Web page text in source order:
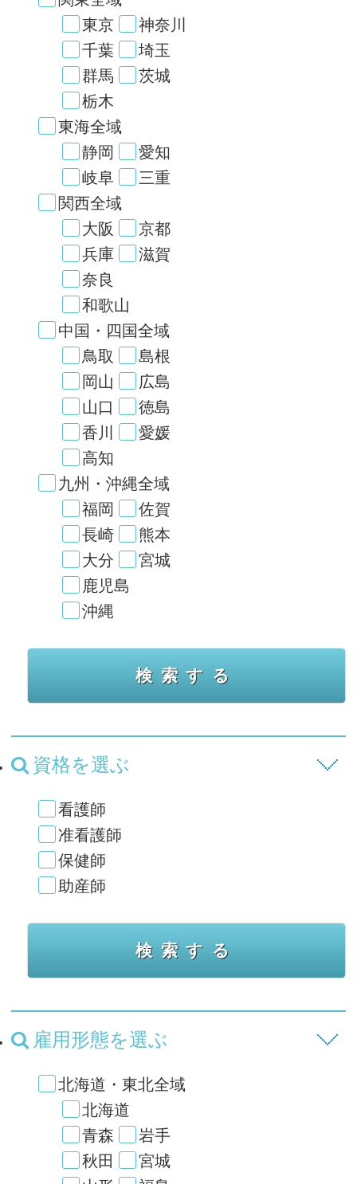
東京
神奈川
千葉
埼玉
群馬
茨城
栃木
東海全域
静岡
愛知
岐阜
三重
関西全域
大阪
京都
兵庫
滋賀
奈良
和歌山
中国・四国全域
鳥取
島根
岡山
広島
山口
徳島
香川
愛媛
高知
九州・沖縄全域
福岡
佐賀
長崎
熊本
大分
宮城
鹿児島
沖縄
資格を選ぶ
看護師
准看護師
保健師
助産師
雇用形態を選ぶ
北海道・東北全域
北海道
青森
岩手
秋田
宮城